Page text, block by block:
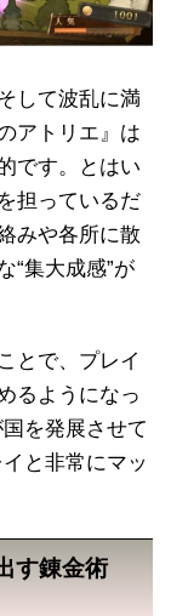
して波乱に満
アトリエ』は
です。とはい
担っているだ
みや各所に散
“集大成感”が
とで、プレイ
るようになっ
を発展させて
と非常にマッ
す錬金術